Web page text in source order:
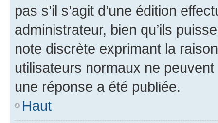
pas s’il s’agit d’une édition
administrateur, bien qu’ils
note discrète exprimant la
utilisateurs normaux ne
une réponse a été publiée.
Haut